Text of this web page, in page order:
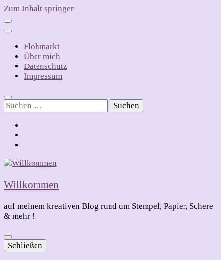
Zum Inhalt springen
Flohmarkt
Über mich
Datenschutz
Impressum
Suchen
nach:
Willkommen
auf meinem kreativen Blog rund um Stempel, Papier, Schere
& mehr !
Schließen